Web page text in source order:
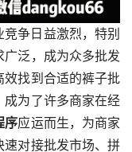
争日益激烈，特别
泛，成为众多批发
效找到合适的裤子批
为了许多商家在经
序应运而生，为商家
对接批发市场、拼